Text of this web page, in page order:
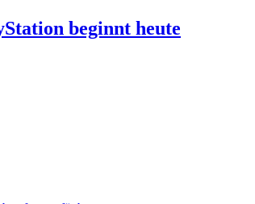
beginnt heute